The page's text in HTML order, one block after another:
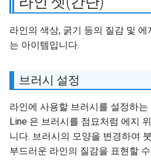
라인의 색상, 굵기 등의 질감 및
는 아이템입니다.
브러시 설정
라인에 사용할 브러시를 설정하
Line 은 브러시를 점묘처럼 에지
니다. 브러시의 모양을 변경하여
부드러운 라인의 질감을 표현할